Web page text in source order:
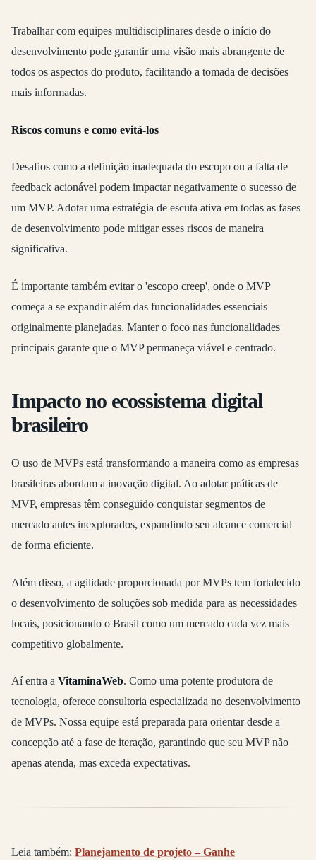
Trabalhar com equipes multidisciplinares desde o início do
desenvolvimento pode garantir uma visão mais abrangente de
todos os aspectos do produto, facilitando a tomada de decisões
mais informadas.
Riscos comuns e como evitá-los
Desafios como a definição inadequada do escopo ou a falta de
feedback acionável podem impactar negativamente o sucesso de
um MVP. Adotar uma estratégia de escuta ativa em todas as fases
de desenvolvimento pode mitigar esses riscos de maneira
significativa.
É importante também evitar o 'escopo creep', onde o MVP
começa a se expandir além das funcionalidades essenciais
originalmente planejadas. Manter o foco nas funcionalidades
principais garante que o MVP permaneça viável e centrado.
Impacto no ecossistema digital
brasileiro
O uso de MVPs está transformando a maneira como as empresas
brasileiras abordam a inovação digital. Ao adotar práticas de
MVP, empresas têm conseguido conquistar segmentos de
mercado antes inexplorados, expandindo seu alcance comercial
de forma eficiente.
Além disso, a agilidade proporcionada por MVPs tem fortalecido
o desenvolvimento de soluções sob medida para as necessidades
locais, posicionando o Brasil como um mercado cada vez mais
competitivo globalmente.
Aí entra a VitaminaWeb. Como uma potente produtora de
tecnologia, oferece consultoria especializada no desenvolvimento
de MVPs. Nossa equipe está preparada para orientar desde a
concepção até a fase de iteração, garantindo que seu MVP não
apenas atenda, mas exceda expectativas.
Leia também: Planejamento de projeto – Ganhe